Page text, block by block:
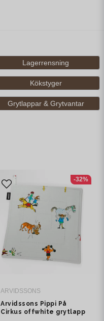
Lagerrensning
Kökstyger
Grytlappar & Grytvantar
ARVIDSSONS
Arvidssons Pippi På
Cirkus offwhite grytlapp
-32%